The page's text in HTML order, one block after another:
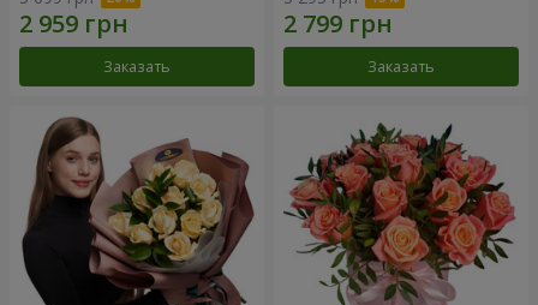
Заказать Заказать